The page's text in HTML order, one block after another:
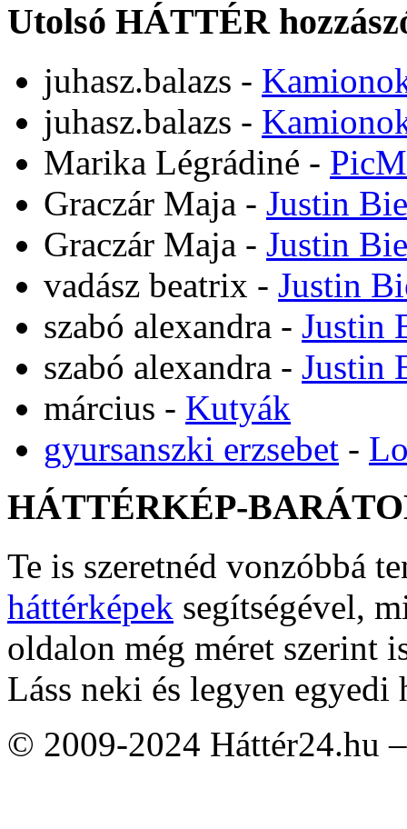
Utolsó HÁTTÉR
juhasz.balazs -
juhasz.balazs -
Marika Légrádiné -
Graczár Maja - Justin
Graczár Maja - Justin
vadász beatrix - Justin
szabó alexandra - Justin
szabó alexandra - Justin
március - Kutyák
gyursanszki erzsebet -
HÁTTÉRKÉP-
Te is szeretnéd vonzóbbá
háttérképek segítségével,
oldalon még méret szerint
Láss neki és legyen egyedi
© 2009-2024 Háttér24.hu